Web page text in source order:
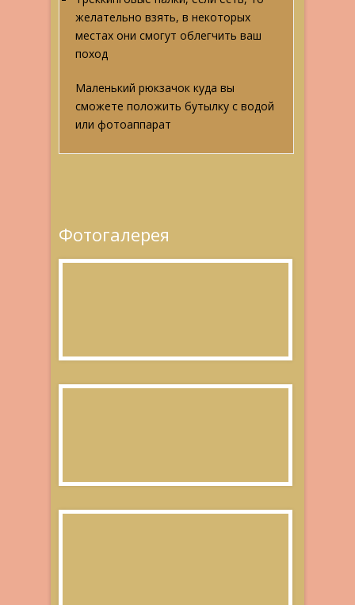
желательно взять, в некоторых
местах они смогут облегчить ваш
поход
Маленький рюкзачок куда вы
сможете положить бутылку с водой
или фотоаппарат
Фотогалерея